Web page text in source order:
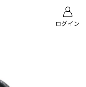
ログイン